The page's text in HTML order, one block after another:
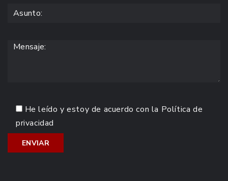
He leído y estoy de acuerdo con la Política de
privacidad